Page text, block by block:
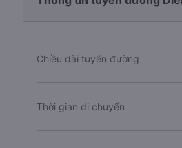
Chiều dài tuyến đường
Thời gian di chuyển